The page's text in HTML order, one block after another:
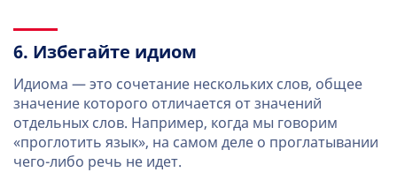
6. Избегайте идиом
Идиома — это сочетание нескольких слов, общее
значение которого отличается от значений
отдельных слов. Например, когда мы говорим
«проглотить язык», на самом деле о проглатывании
чего-либо речь не идет.